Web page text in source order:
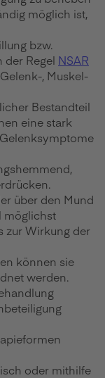
möglich ist,
bzw.
der Regel NSAR
, Muskel-
Bestandteil
eine stark
über den Mund
möglichst
zur Wirkung der
können sie
werden.
oder mithilfe